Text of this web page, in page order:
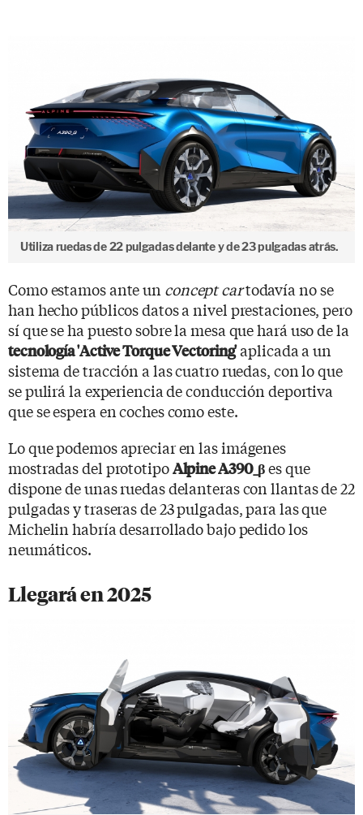
Utiliza ruedas de 22 pulgadas delante y de 23 pulgadas atrás.
Como estamos ante un concept cartodavía no se
han hecho públicos datos a nivel prestaciones, pero
sí que se ha puesto sobre la mesa que hará uso de la
tecnología 'Active Torque Vectoring'aplicada a un
sistema de tracción a las cuatro ruedas, con lo que
se pulirá la experiencia de conducción deportiva
que se espera en coches como este.
Lo que podemos apreciar en las imágenes
mostradas del prototipoAlpine A390_βes que
dispone de unas ruedas delanteras con llantas de 22
pulgadas y traseras de 23 pulgadas, para las que
Michelin habría desarrollado bajo pedido los
neumáticos.
Llegará en 2025